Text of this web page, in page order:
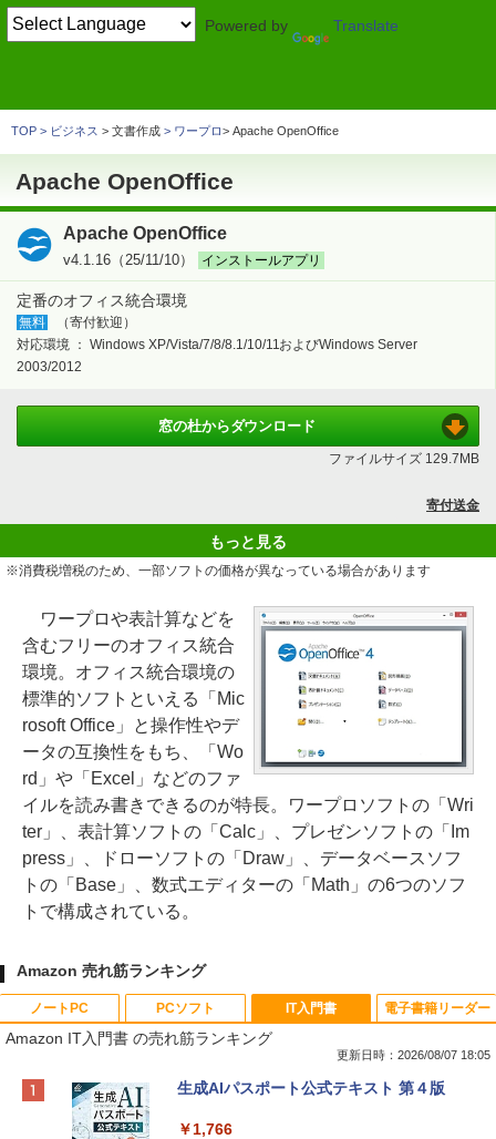
Powered by Translate
TOP ビジネス > 文書作成 ワープロ Apache OpenOffice
Apache OpenOffice
Apache OpenOffice
v4.1.16（25/11/10） インストールアプリ
定番のオフィス統合環境
無料
（寄付歓迎）
対応環境 ： Windows XP/Vista/7/8/8.1/10/11およびWindows Server
2003/2012
窓の杜からダウンロード
ファイルサイズ 129.7MB
寄付送金
もっと見る
※消費税増税のため、一部ソフトの価格が異なっている場合があります
ワープロや表計算などを
含むフリーのオフィス統合
環境。オフィス統合環境の
標準的ソフトといえる「Mic
rosoft Office」と操作性やデ
ータの互換性をもち、「Wo
rd」や「Excel」などのファ
イルを読み書きできるのが特長。ワープロソフトの「Wri
ter」、表計算ソフトの「Calc」、プレゼンソフトの「Im
press」、ドローソフトの「Draw」、データベースソフ
トの「Base」、数式エディターの「Math」の6つのソフ
トで構成されている。
Amazon 売れ筋ランキング
ノートPC
Apple 2026 MacBook Neo A18 Proチッ
e Intelligence、Liquid Retinaディスプ
PCソフト
Robloxギフトカード - 800 Robux 【限
インゲームコード】 ロブロックス | オン
IT入門書
Amazon IT入門書 の売れ筋ランキング
更新日時：2026/08/07 18:05
生成AIパスポート公式テキスト 第４版
￥1,766
電子書籍リーダー